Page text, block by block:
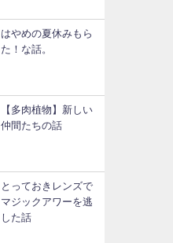
はやめの夏休みもら
た！な話。
【多肉植物】新しい
仲間たちの話
とっておきレンズで
マジックアワーを逃
した話